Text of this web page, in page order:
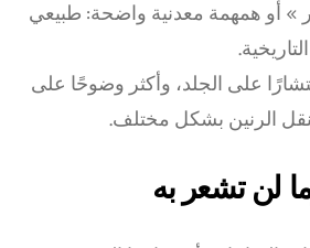
أو همهمة معدنية واضحة: طبيعي
على الجلد، وأكثر وضوحًا على
تنقل الرنين بشكل مختلف.
لن تشعر به